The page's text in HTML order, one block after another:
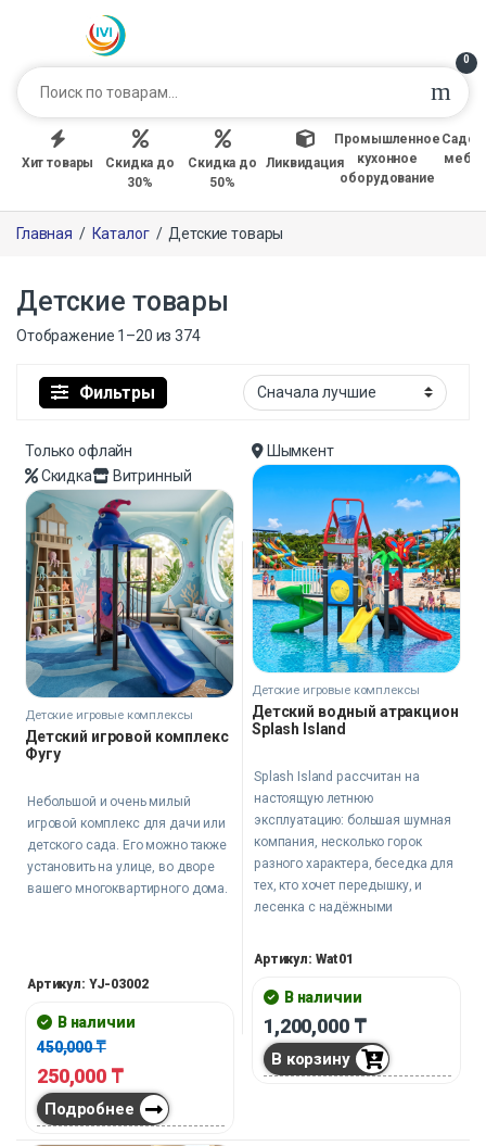
0
Хит товары
Скидка до
30%
Скидка до
50%
Ликвидация
Промышленное
кухонное
оборудование
Главная / Каталог / Детские товары
Детские товары
Отображение 1–20 из 374
Фильтры
Только офлайн
Скидка
Витринный
Детские игровые комплексы
Детский игровой комплекс
Фугу
Небольшой и очень милый
игровой комплекс для дачи или
детского сада. Его можно также
установить на улице, во дворе
вашего многоквартирного дома.
Артикул: YJ-03002
В наличии
450,000₸
250,000 ₸
Подробнее
Шымкент
Детские игровые комплексы
Детский водный атракцион
Splash Island
Splash Island рассчитан на
настоящую летнюю
эксплуатацию: большая шумная
компания, несколько горок
разного характера, беседка для
тех, кто хочет передышку, и
лесенка с надёжными
летнего лагеря или детской
аттракцион одинаково уместен
везде.
Артикул: Wat01
В наличии
1,200,000 ₸
В корзину